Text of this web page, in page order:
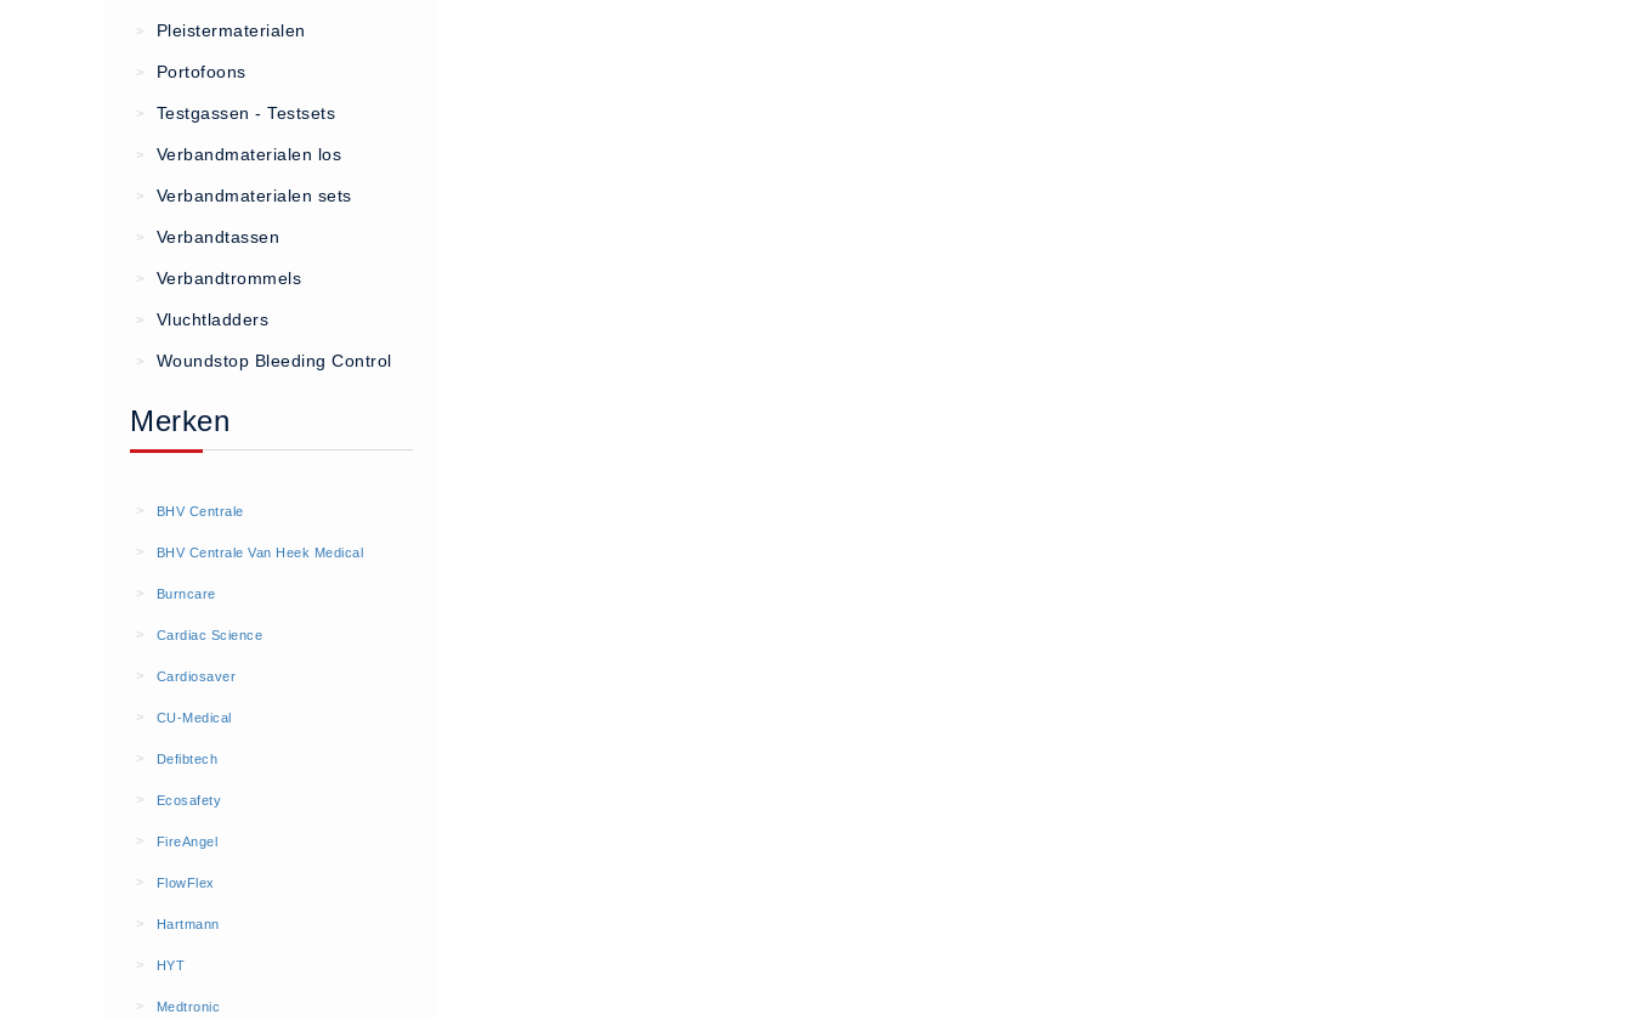
AED apparaten (11)
AED apparaten (11)
AED batterijen (12)
AED binnen - buiten kasten (11)
AED elektroden (18)
AED tassen (14)
BHV kasten (5)
BHV kasten (0)
Evacuatie - Zaklampen (0)
Kleding - Hesjes (0)
Brandblusmiddelen
Schuimblussers (6)
Brandmelders
CO melders (2)
> Pleistermaterialen
> Portofoons
> Testgassen - Testsets
> Verbandmaterialen los
> Verbandmaterialen sets
> Verbandtassen
> Verbandtrommels
> Vluchtladders
> Woundstop Bleeding Control
Merken
> BHV Centrale
> BHV Centrale Van Heek Medical
> Burncare
> Cardiac Science
> Cardiosaver
> CU-Medical
> Defibtech
> Ecosafety
> FireAngel
> FlowFlex
> Hartmann
> HYT
> Medtronic